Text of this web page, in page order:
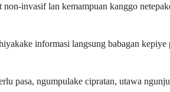
invasif lan kemampuan kanggo
informasi langsung babagan kepiye
pasa, ngumpulake cipratan, utawa